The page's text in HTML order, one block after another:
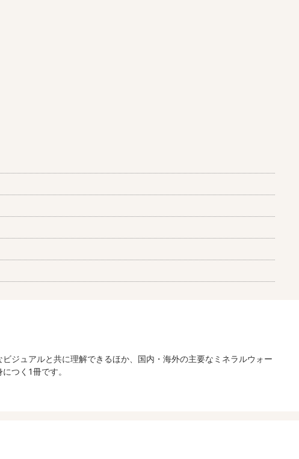
ジュアルと共に理解できるほか、国内・海外の主要なミネラルウォー
つく1冊です。